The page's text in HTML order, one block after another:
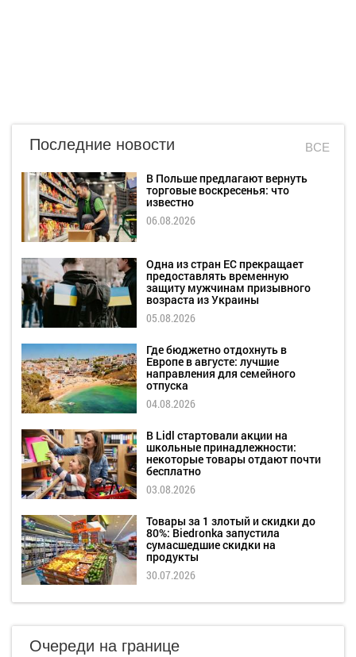
Последние новости ВСЕ
В Польше предлагают вернуть
торговые воскресенья: что
известно
06.08.2026
Одна из стран ЕС прекращает
предоставлять временную
защиту мужчинам призывного
возраста из Украины
05.08.2026
Где бюджетно отдохнуть в
Европе в августе: лучшие
направления для семейного
отпуска
04.08.2026
В Lidl стартовали акции на
школьные принадлежности:
некоторые товары отдают почти
бесплатно
03.08.2026
Товары за 1 злотый и скидки до
80%: Biedronka запустила
сумасшедшие скидки на
продукты
30.07.2026
Очереди на границе